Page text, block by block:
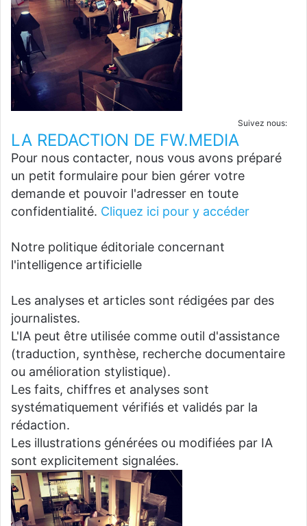
Suivez nous:
LA REDACTION DE FW.MEDIA
Pour nous contacter, nous vous avons préparé
un petit formulaire pour bien gérer votre
demande et pouvoir l'adresser en toute
confidentialité. Cliquez ici pour y accéder
Notre politique éditoriale concernant
l'intelligence artificielle
Les analyses et articles sont rédigées par des
journalistes.
L'IA peut être utilisée comme outil d'assistance
(traduction, synthèse, recherche documentaire
ou amélioration stylistique).
Les faits, chiffres et analyses sont
systématiquement vérifiés et validés par la
rédaction.
Les illustrations générées ou modifiées par IA
sont explicitement signalées.